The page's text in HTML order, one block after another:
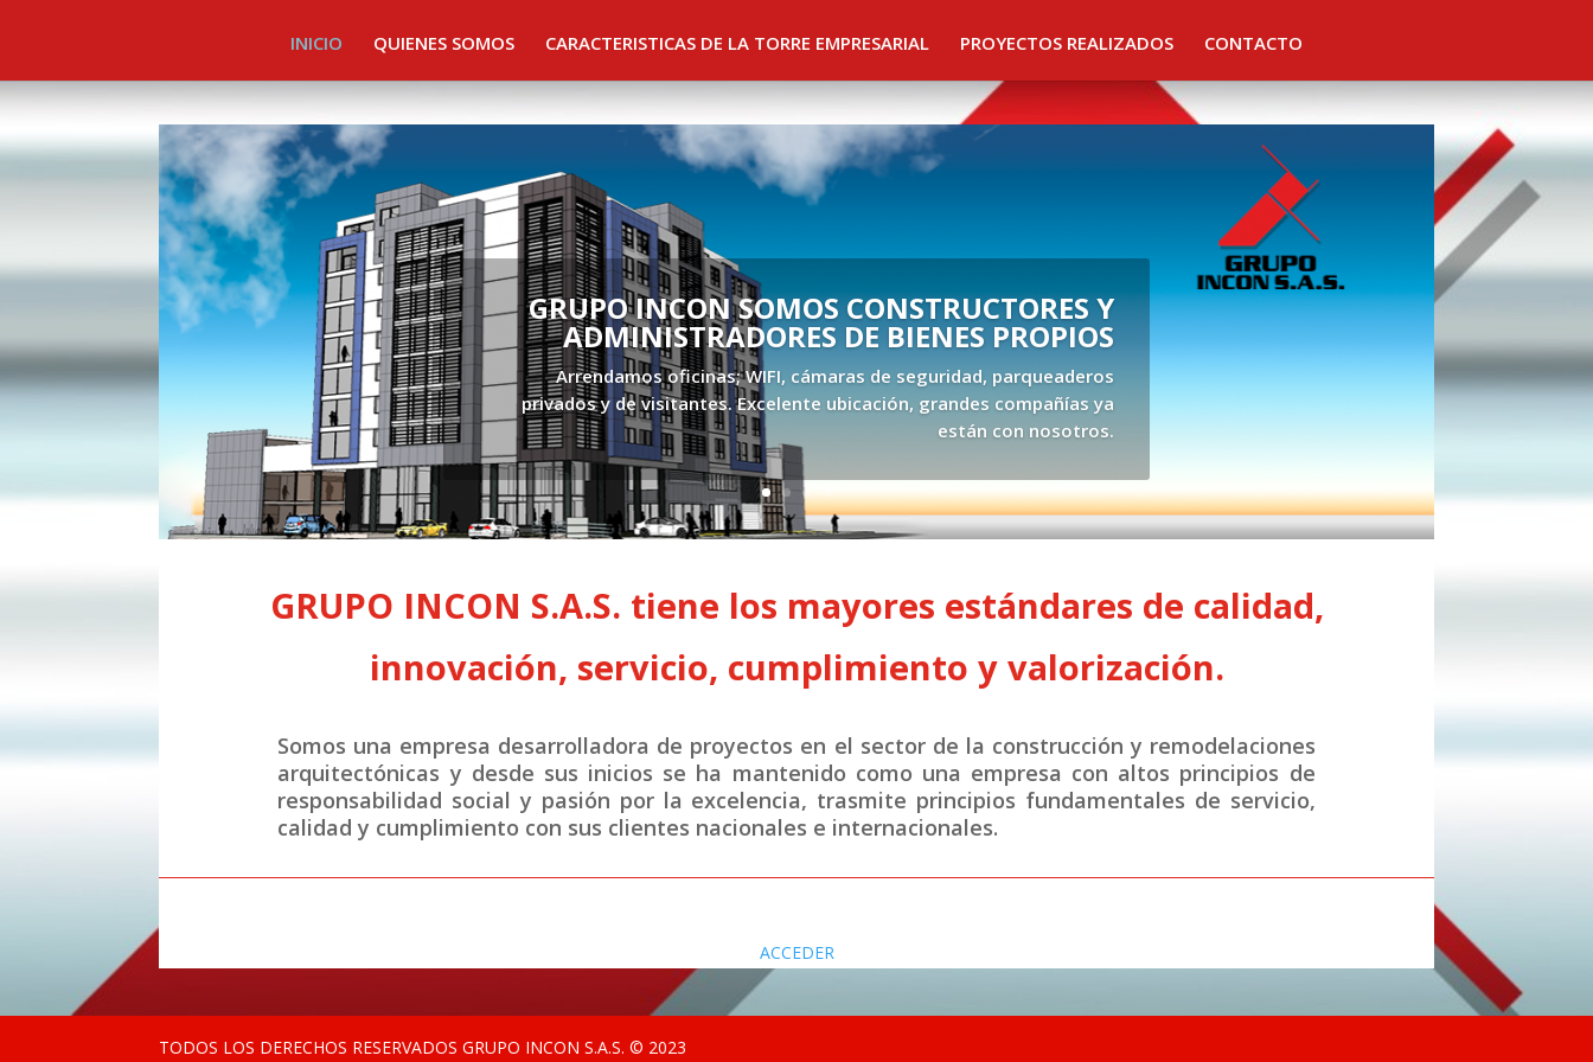
INICIO QUIENES SOMOS CARACTERISTICAS DE LA TORRE EMPRESARIAL PROYECTOS REALIZADOS CONTACTO
GRUPO INCON SOMOS CONSTRUCTORES Y
ADMINISTRADORES DE BIENES PROPIOS
Arrendamos oficinas; WIFI, cámaras de seguridad, parqueaderos
privados y de visitantes. Excelente ubicación, grandes compañías ya
están con nosotros.
GRUPO INCON S.A.S. tiene los mayores estándares de calidad,
innovación, servicio, cumplimiento y valorización.
Somos una empresa desarrolladora de proyectos en el sector de la construcción y remodelaciones
arquitectónicas y desde sus inicios se ha mantenido como una empresa con altos principios de
responsabilidad social y pasión por la excelencia, trasmite principios fundamentales de servicio,
calidad y cumplimiento con sus clientes nacionales e internacionales.
ACCEDER
TODOS LOS DERECHOS RESERVADOS GRUPO INCON S.A.S. © 2023